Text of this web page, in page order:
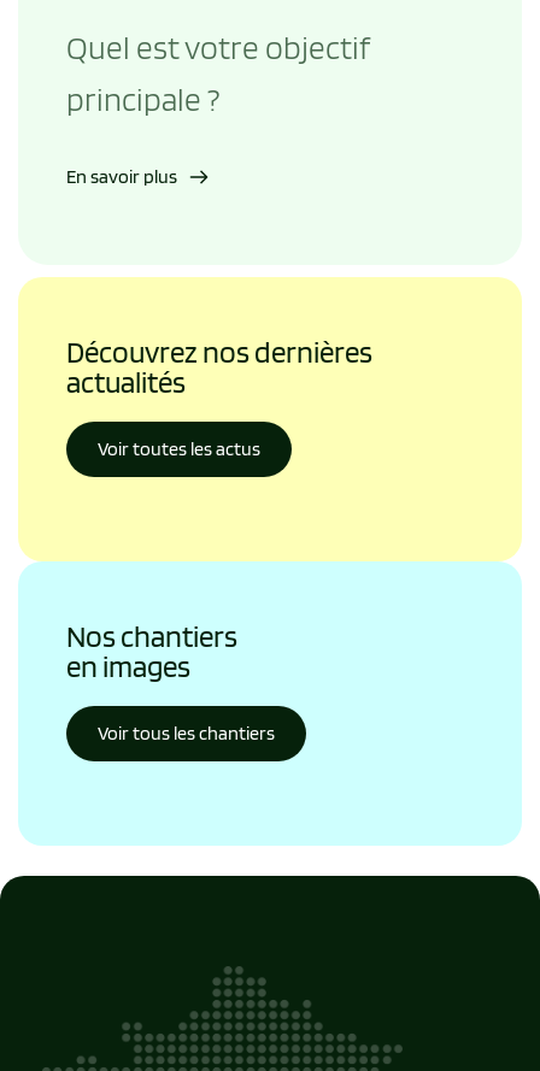
Quel est votre objectif
principale ?
En savoir plus
Découvrez nos dernières
actualités
Voir toutes les actus
Nos chantiers
en images
Voir tous les chantiers